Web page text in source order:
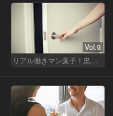
Vol.9